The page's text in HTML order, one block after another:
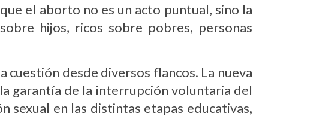
el aborto no es un acto puntual, sino la
hijos, ricos sobre pobres, personas
cuestión desde diversos flancos. La nueva
garantía de la interrupción voluntaria del
sexual en las distintas etapas educativas,